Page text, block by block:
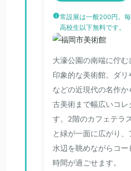
常設展は一般200円。
高校生以下無料です。
大濠公園の南端に佇
印象的な美術館。ダ
などの近現代の名作
古美術まで幅広いコレ
す。2階のカフェテラ
と緑が一面に広がり
水辺を眺めながらコ
時間が過ごせます。